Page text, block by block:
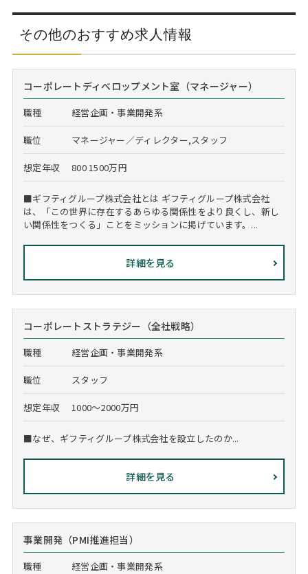
その他のおすすめ求人情報
コーポレートディべロップメント室（マネージャー）
職種 経営企画・事業開発系
職位 マネージャー／ディレクター,スタッフ
想定年収 800 1500万円
■ギフティグループ株式会社とは ギフティグループ株式会社
は、「この世界に存在するあらゆる関係性をより良くし、新し
い関係性をつくる」ことをミッションに掲げています。...
詳細を見る
コーポレートストラテジー（全社戦略）
職種 経営企画・事業開発系
職位 スタッフ
想定年収 1000～2000万円
■なぜ、ギフティグループ株式会社を設立したのか...
詳細を見る
事業開発（PMI推進担当）
職種 経営企画・事業開発系